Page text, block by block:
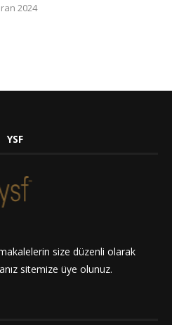
2024
YSF
size düzenli olarak
sitemize üye olunuz.